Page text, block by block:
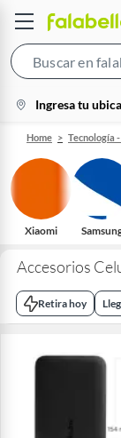
location-
icon
Ingresa tu
Home Tecnología
Xiaomi
Accesorios
Retira hoy